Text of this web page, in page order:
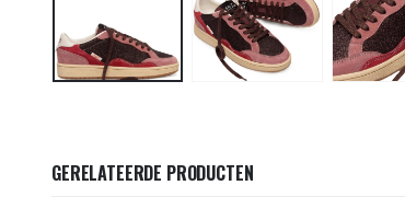
GERELATEERDE PRODUCTEN